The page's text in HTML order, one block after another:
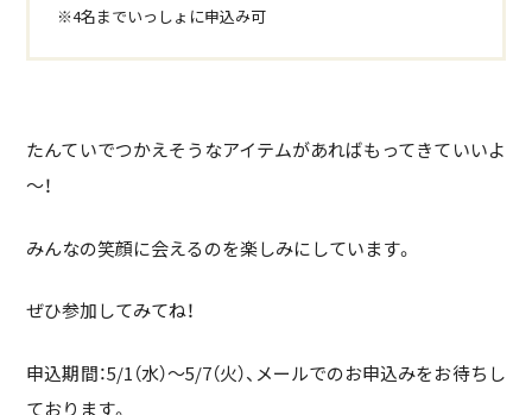
※4名までいっしょに申込み可
たんていでつかえそうなアイテムがあればもってきていいよ
～！
みんなの笑顔に会えるのを楽しみにしています。
ぜひ参加してみてね！
申込期間：5/1（水）～5/7（火）、メールでのお申込みをお待ちし
ております。